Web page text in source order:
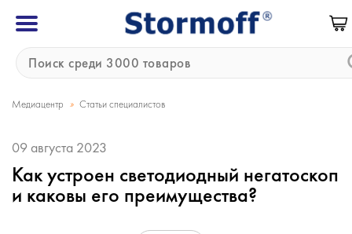
Медиацентр » Статьи специалистов
09 августа 2023
Как устроен светодиодный негатоскоп
и каковы его преимущества?